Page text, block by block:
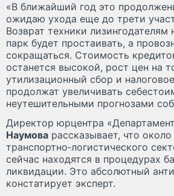
«В ближайший год это
ожидаю ухода еще до трети
Возврат техники лизингодателям
парк будет простаивать, а
сокращаться. Стоимость
останется высокой, рост цен на
утилизационный сбор и
продолжат увеличивать
неутешительными прогнозами
Директор юрцентра
Наумова рассказывает, что
транспортно‑логистического
сейчас находятся в процедурах
ликвидации. Это абсолютный
констатирует эксперт.